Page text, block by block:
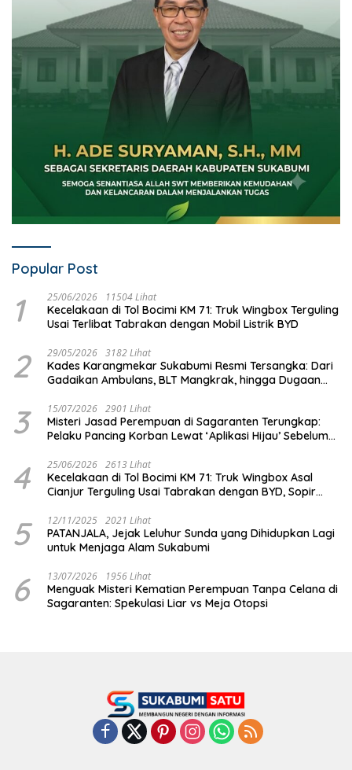
Popular Post
1 25/06/2026 11504 Lihat
Kecelakaan di Tol Bocimi KM 71: Truk Wingbox Terguling
Usai Terlibat Tabrakan dengan Mobil Listrik BYD
2 29/05/2026 3182 Lihat
Kades Karangmekar Sukabumi Resmi Tersangka: Dari
Gadaikan Ambulans, BLT Mangkrak, hingga Dugaan
3 15/07/2026 2901 Lihat
Misteri Jasad Perempuan di Sagaranten Terungkap:
Pelaku Pancing Korban Lewat ‘Aplikasi Hijau’ Sebelum
4 25/06/2026 2613 Lihat
Kecelakaan di Tol Bocimi KM 71: Truk Wingbox Asal
Cianjur Terguling Usai Tabrakan dengan BYD, Sopir
5 12/11/2025 2021 Lihat
PATANJALA, Jejak Leluhur Sunda yang Dihidupkan Lagi
untuk Menjaga Alam Sukabumi
6 13/07/2026 1956 Lihat
Menguak Misteri Kematian Perempuan Tanpa Celana di
Sagaranten: Spekulasi Liar vs Meja Otopsi